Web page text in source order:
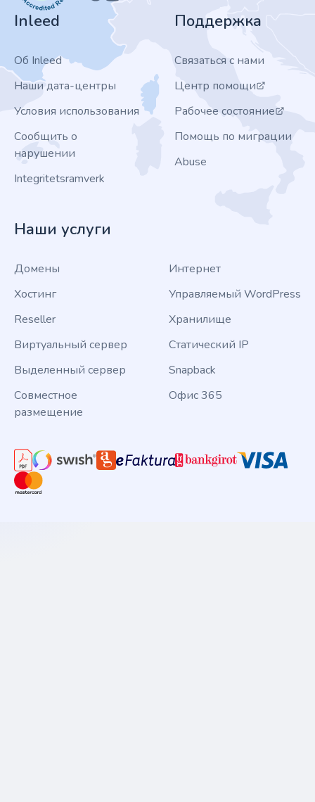
Inleed
Об Inleed
Наши дата-центры
Условия использования
Сообщить о
нарушении
Integritetsramverk
Поддержка
Связаться с нами
Центр помощи
Рабочее состояние
Помощь по миграции
Abuse
Наши услуги
Домены
Хостинг
Reseller
Виртуальный сервер
Выделенный сервер
Совместное
размещение
Интернет
Управляемый WordPress
Хранилище
Статический IP
Snapback
Офис 365